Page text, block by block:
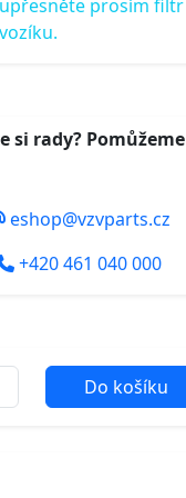
upřesněte prosím filtr
vozíku.
si rady? Pomůžeme
eshop@vzvparts.cz
+420 461 040 000
Do košíku